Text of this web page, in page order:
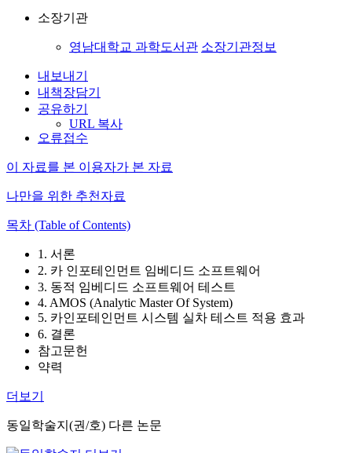
소장기관
영남대학교 과학도서관 소장기관정보
내보내기
내책장담기
공유하기
URL 복사
오류접수
이 자료를 본 이용자가 본 자료
나만을 위한 추천자료
목차 (Table of Contents)
1. 서론
2. 카 인포테인먼트 임베디드 소프트웨어
3. 동적 임베디드 소프트웨어 테스트
4. AMOS (Analytic Master Of System)
5. 카인포테인먼트 시스템 실차 테스트 적용 효과
6. 결론
참고문헌
약력
더보기
동일학술지(권/호) 다른 논문